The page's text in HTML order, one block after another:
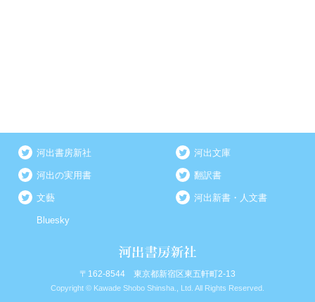
河出書房新社 河出文庫
河出の実用書 翻訳書
文藝 河出新書・人文書
Bluesky
〒162-8544 東京都新宿区東五軒町2-13
Copyright © Kawade Shobo Shinsha., Ltd. All Rights Reserved.